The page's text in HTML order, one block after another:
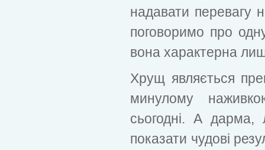
надавати перевагу
поговоримо про
вона характерна
Хрущ являється
минулому
сьогодні. А
показати чудові